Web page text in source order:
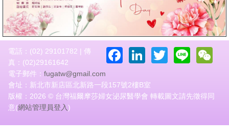
Facebook
LinkedIn
Twitter
Line
電話：(02) 29101782 | 傳
真：(02)29161642
電子郵件： fugatw@gmail.com
會址：新北市新店區北新路一段157號2樓B室
版權：2026 © 台灣福爾摩莎婦女泌尿醫學會 轉載圖文請先徵得同
意(網站管理員登入)